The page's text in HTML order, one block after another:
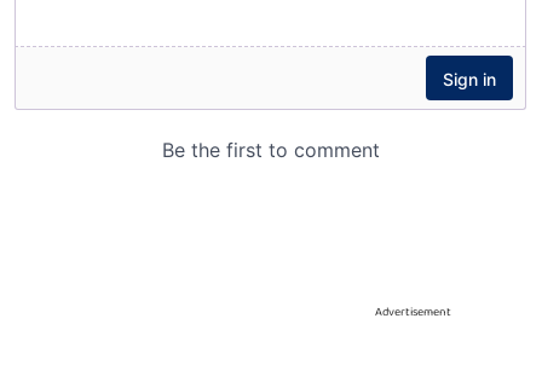
Advertisement